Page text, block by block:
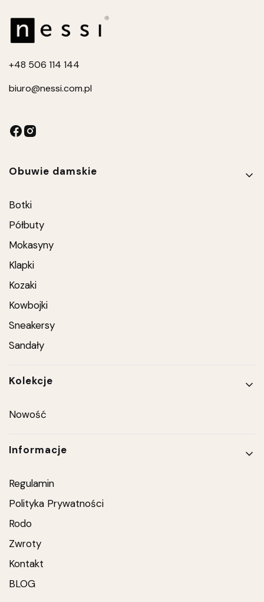
+48 506 114 144
biuro@nessi.com.pl
Linki w stopce
Obuwie damskie
Botki
Półbuty
Mokasyny
Klapki
Kozaki
Kowbojki
Sneakersy
Sandały
Kolekcje
Nowość
Informacje
Regulamin
Polityka Prywatności
Rodo
Zwroty
Kontakt
BLOG